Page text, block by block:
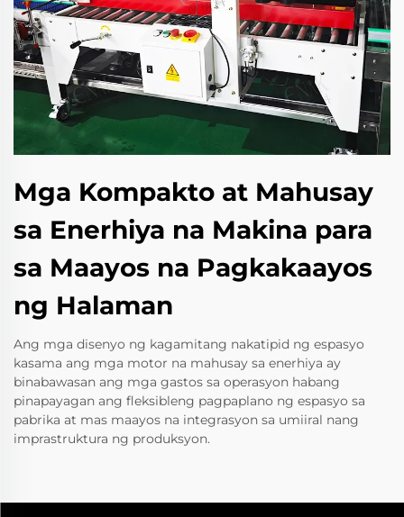
Mga Kompakto at Mahusay
sa Enerhiya na Makina para
sa Maayos na Pagkakaayos
ng Halaman
Ang mga disenyo ng kagamitang nakatipid ng espasyo
kasama ang mga motor na mahusay sa enerhiya ay
binabawasan ang mga gastos sa operasyon habang
pinapayagan ang fleksibleng pagpaplano ng espasyo sa
pabrika at mas maayos na integrasyon sa umiiral nang
imprastruktura ng produksyon.